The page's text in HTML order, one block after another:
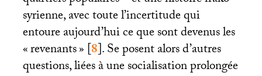
syrienne, avec toute l’incertitude qui
entoure aujourd’hui ce que sont devenus les
«revenants»[8]. Se posent alors d’autres
questions, liées à une socialisation prolongée